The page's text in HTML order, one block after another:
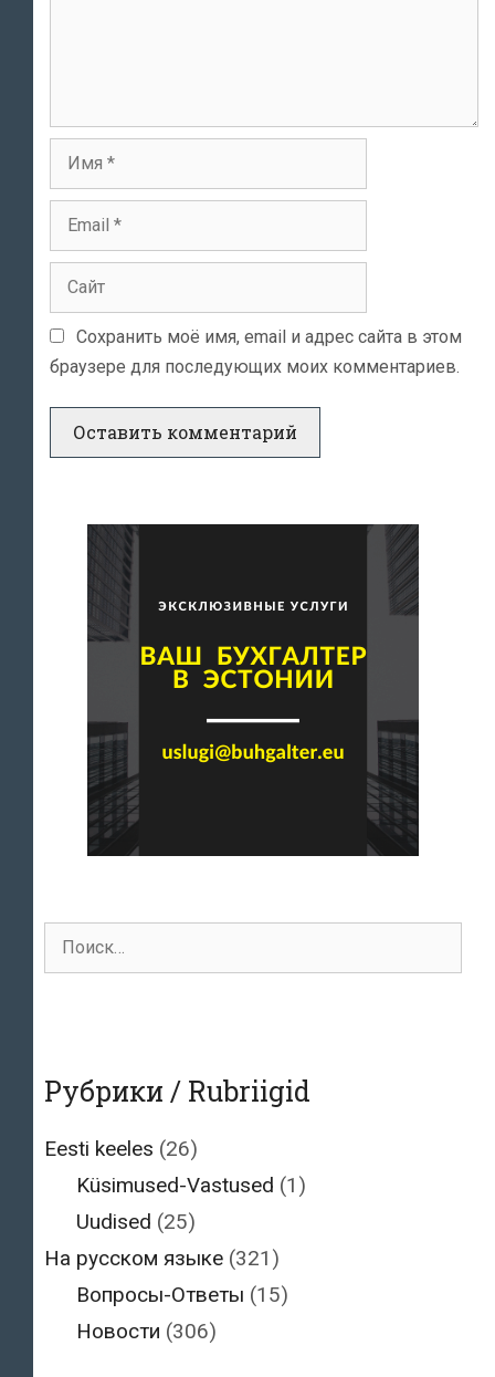
Сохранить моё имя, email и адрес сайта в этом
браузере для последующих моих комментариев.
Поиск
для:
Рубрики / Rubriigid
Eesti keeles (26)
Küsimused-Vastused (1)
Uudised (25)
На русском языке (321)
Вопросы-Ответы (15)
Новости (306)